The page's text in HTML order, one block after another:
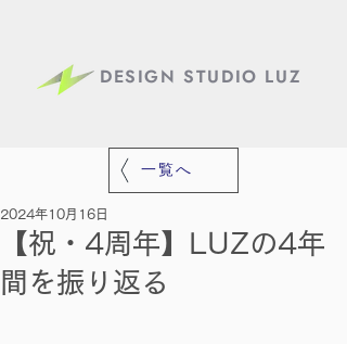
DESIGN STUDIO LUZ
一覧へ
【祝・4周年】LUZの4年
間を振り返る
2024年10月16日